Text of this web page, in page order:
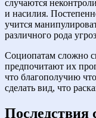
случаются
и насилия.
учится
различного рода
Социопатам сложно
предпочитают их
что благополучию
сделать вид, что
Последствия